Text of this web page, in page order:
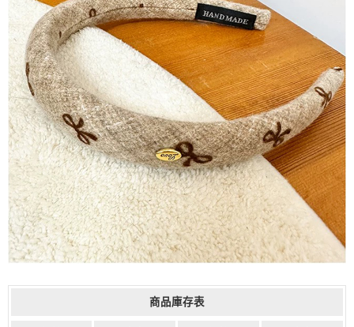
商品庫存表